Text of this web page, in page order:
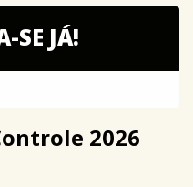
SE JÁ!
2026